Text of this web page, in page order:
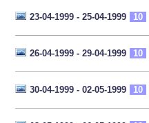
23-04-1999 - 25-04-1999 10
26-04-1999 - 29-04-1999 10
30-04-1999 - 02-05-1999 10